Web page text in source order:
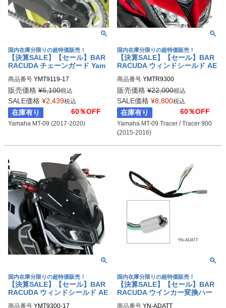
国内在庫分限りの超特価販売！
【決算SALE】【セール】BAR
RACUDA チェーンガード Yam
商品番号 YMT9119-17
販売価格 ¥6,100税込
SALE価格 ¥2,439税込
在庫有り 60％OFF
Yamaha MT-09 (2017-2020)
国内在庫分限りの超特価販売！
【決算SALE】【セール】BAR
RACUDA ウィンドシールド AE
cer / Tracer 900 (2015-2016)
商品番号 YMTR9300
販売価格 ¥22,000税込
SALE価格 ¥8,800税込
在庫有り 60％OFF
Yamaha MT-09 Tracer / Tracer 900
(2015-2016)
国内在庫分限りの超特価販売！
【決算SALE】【セール】BAR
RACUDA ウィンドシールド AE
商品番号 YMT9300-17
国内在庫分限りの超特価販売！
【決算SALE】【セール】BAR
RACUDA ウインカー変換ハー
商品番号 YN-ADATT